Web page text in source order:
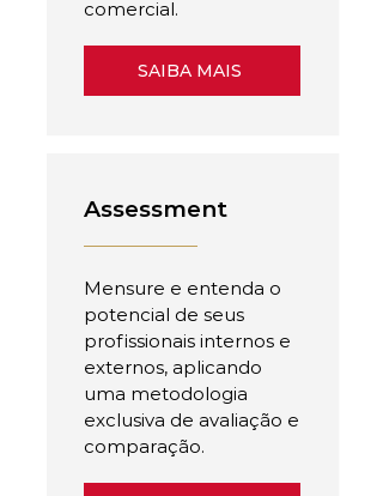
comercial.
SAIBA MAIS
Assessment
Mensure e entenda o
potencial de seus
profissionais internos e
externos, aplicando
uma metodologia
exclusiva de avaliação e
comparação.